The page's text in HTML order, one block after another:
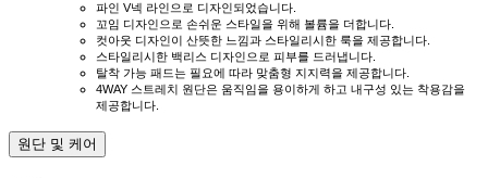
파인 V넥 라인으로 디자인되었습니다.
꼬임 디자인으로 손쉬운 스타일을 위해 볼륨을 더합니다.
컷아웃 디자인이 산뜻한 느낌과 스타일리시한 룩을 제공합니다.
스타일리시한 백리스 디자인으로 피부를 드러냅니다.
탈착 가능 패드는 필요에 따라 맞춤형 지지력을 제공합니다.
4WAY 스트레치 원단은 움직임을 용이하게 하고 내구성 있는 착용감을
제공합니다.
원단 및 케어